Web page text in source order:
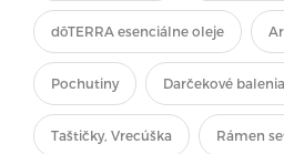
dōTERRA esenciálne oleje
Pochutiny Darčekové balenia
Taštičky, Vrecúška Rámen